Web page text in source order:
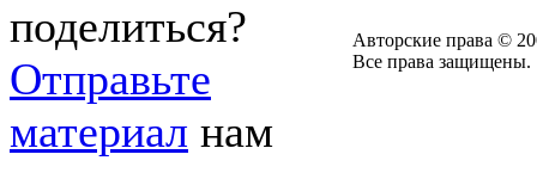
поделиться?
Отправьте
материал нам
Авторские права ©
Все права защищены.